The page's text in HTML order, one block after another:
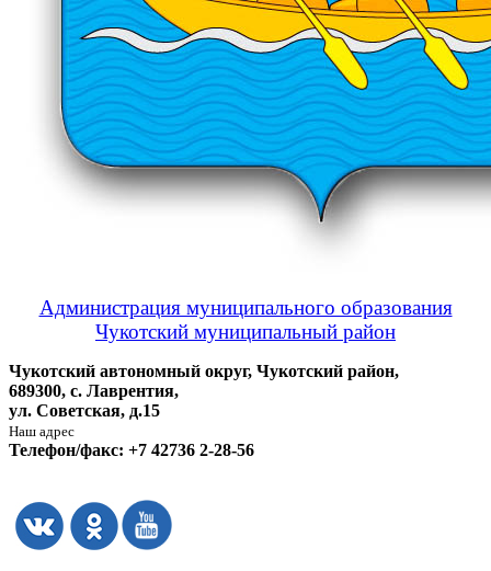
Администрация муниципального образования
Чукотский муниципальный район
Чукотский автономный округ, Чукотский район,
689300, с. Лаврентия,
ул. Советская, д.15
Наш адрес
Телефон/факс: +7 42736 2-28-56